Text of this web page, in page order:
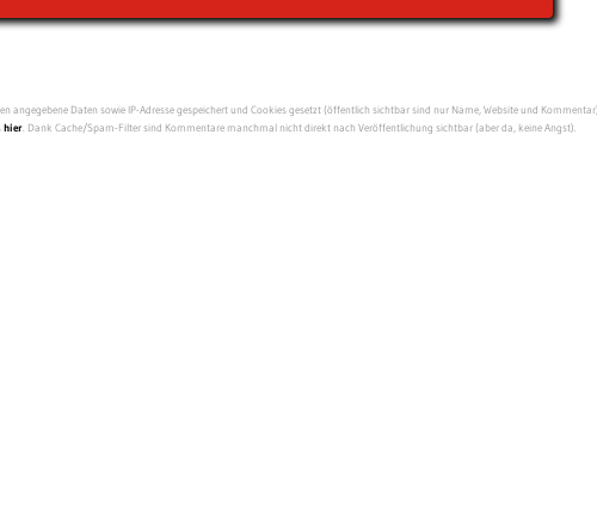
angegebene Daten sowie IP-Adresse gespeichert und Cookies gesetzt (öffentlich sichtbar sind nur Name, Website und
hier. Dank Cache/Spam-Filter sind Kommentare manchmal nicht direkt nach Veröffentlichung sichtbar (aber da, keine Angst).